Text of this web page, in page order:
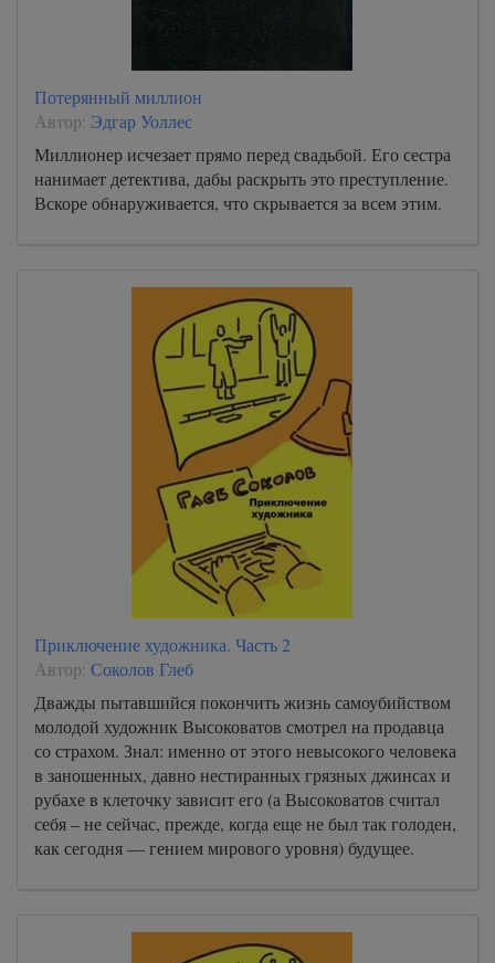
Потерянный миллион
Автор: Эдгар Уоллес
Миллионер исчезает прямо перед свадьбой. Его сестра
нанимает детектива, дабы раскрыть это преступление.
Вскоре обнаруживается, что скрывается за всем этим.
Приключение художника. Часть 2
Автор: Соколов Глеб
Дважды пытавшийся покончить жизнь самоубийством
молодой художник Высоковатов смотрел на продавца
со страхом. Знал: именно от этого невысокого человека
в заношенных, давно нестиранных грязных джинсах и
рубахе в клеточку зависит его (а Высоковатов считал
себя – не сейчас, прежде, когда еще не был так голоден,
как сегодня — гением мирового уровня) будущее.